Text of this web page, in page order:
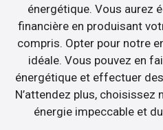
énergétique. Vous aurez
financière en produisant
compris. Opter pour notre
idéale. Vous pouvez en
énergétique et effectuer
N’attendez plus, choisissez
énergie impeccable et